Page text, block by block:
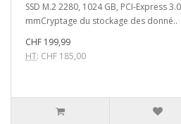
SSD M.2 2280, 1024 GB, PCI-Express
mmCryptage du stockage des donné..
CHF 199,99
HT: CHF 185,00